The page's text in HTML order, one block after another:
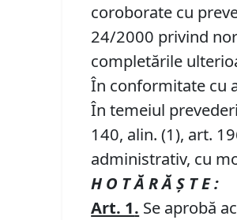
coroborate cu
24/2000 privind
completările
În conformitate cu
În temeiul
140, alin. (1), art.
administrativ, cu
H O T Ă R Ă Ş T E :
Art. 1. Se aprobă